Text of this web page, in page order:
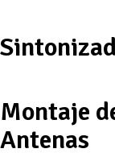
Montaje
Antenas